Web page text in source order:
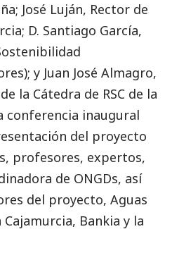
José Luján, Rector de
D. Santiago García,
y Juan José Almagro,
la Cátedra de RSC de la
conferencia inaugural
del proyecto
profesores, expertos,
de ONGDs, así
del proyecto, Aguas
Bankia y la